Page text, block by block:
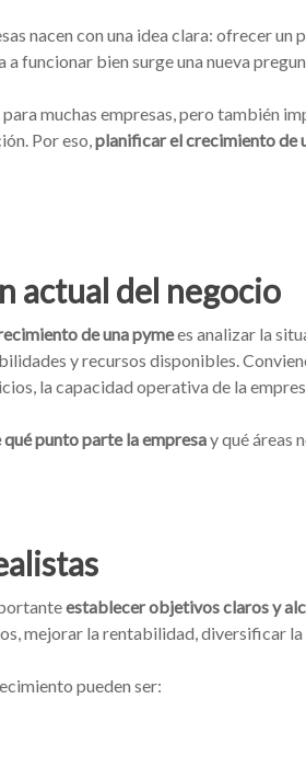
nacen con una idea clara: ofrecer
funcionar bien surge una nueva
muchas empresas, pero también
Por eso,planificar el crecimiento de
actual del negocio
de una pymees analizar la
y recursos disponibles.
la capacidad operativa de la
qué punto parte la empresay qué áreas
establecer objetivos claros y
mejorar la rentabilidad, diversificar
pueden ser: